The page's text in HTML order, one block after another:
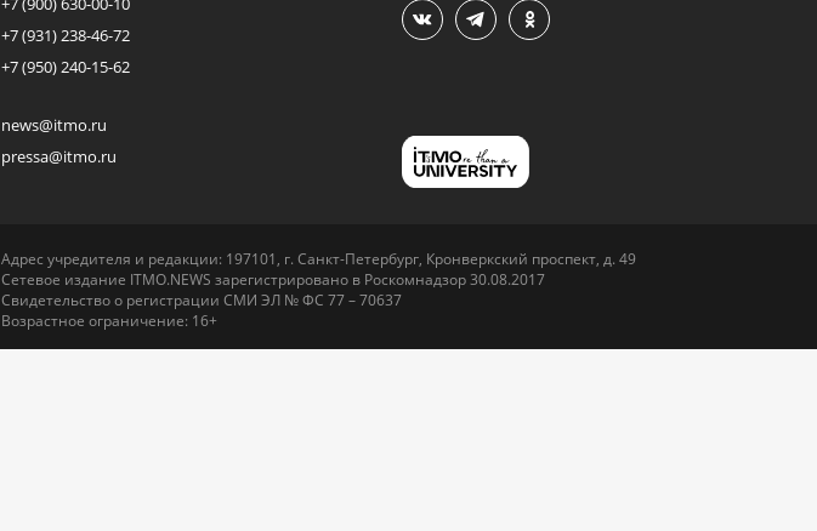
+7 (931) 238-46-72
+7 (950) 240-15-62
news@itmo.ru
pressa@itmo.ru
Адрес учредителя и редакции: 197101, г. Санкт-Петербург, Кронверкский проспект, д. 49
Сетевое издание ITMO.NEWS зарегистрировано в Роскомнадзор 30.08.2017
Свидетельство о регистрации СМИ ЭЛ № ФС 77 – 70637
Возрастное ограничение: 16+